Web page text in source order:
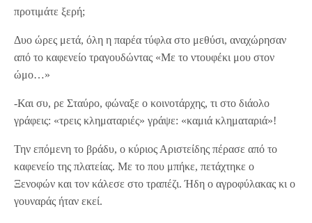
προτιμάτε ξερή;
Δυο ώρες μετά, όλη η παρέα τύφλα στο μεθύσι, αναχώρησαν
από το καφενείο τραγουδώντας «Με το ντουφέκι μου στον
ώμο…»
-Και συ, ρε Σταύρο, φώναξε ο κοινοτάρχης, τι στο διάολο
γράφεις: «τρεις κληματαριές» γράψε: «καμιά κληματαριά»!
Την επόμενη το βράδυ, ο κύριος Αριστείδης πέρασε από το
καφενείο της πλατείας. Με το που μπήκε, πετάχτηκε ο
Ξενοφών και τον κάλεσε στο τραπέζι. Ήδη ο αγροφύλακας κι ο
γουναράς ήταν εκεί.